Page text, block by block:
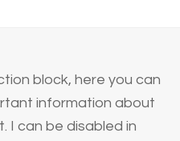
block, here you can
information about
I can be disabled in